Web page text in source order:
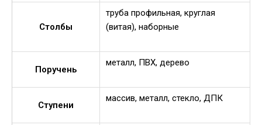
Столбы
труба профильная, круглая
(витая), наборные
Поручень
металл, ПВХ, дерево
Ступени
массив, металл, стекло, ДПК